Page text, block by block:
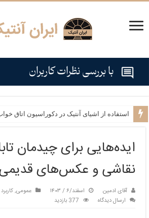
استفاده از اشیای آنتیک در دکوراسیون اتاق
نحوه انتخاب اشیای آنتیک مناسب برای
ایده‌هایی برای چیدمان
نقاشی و عکس‌های قدیمی
آقای ادمین اسفند/۶ / ۱۴۰۳ عمومی,
ارسال دیدگاه
377 بازدید